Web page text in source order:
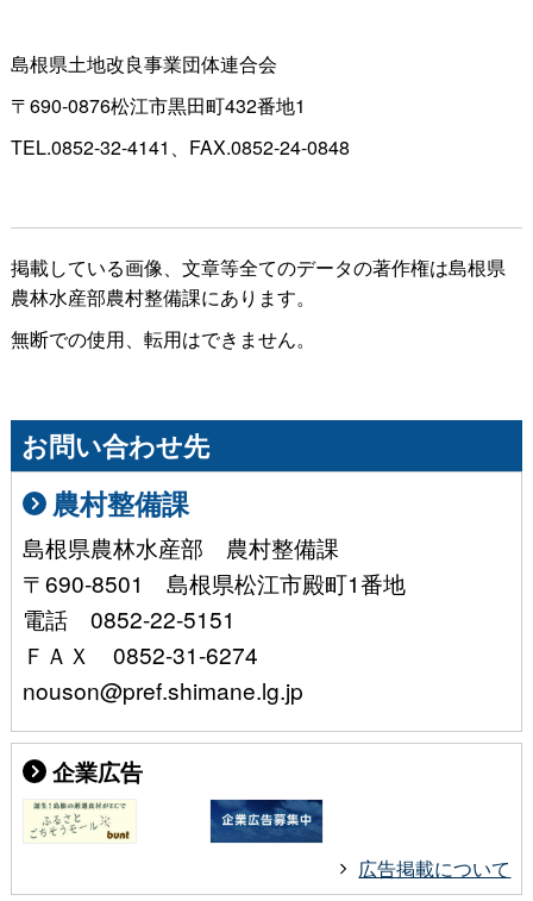
島根県土地改良事業団体連合会
〒690-0876松江市黒田町432番地1
TEL.0852-32-4141、FAX.0852-24-0848
掲載している画像、文章等全てのデータの著作権は島根県
農林水産部農村整備課にあります。
無断での使用、転用はできません。
お問い合わせ先
農村整備課
島根県農林水産部 農村整備課
〒690-8501 島根県松江市殿町1番地
電話 0852-22-5151
ＦＡＸ 0852-31-6274
nouson@pref.shimane.lg.jp
企業広告
広告掲載について